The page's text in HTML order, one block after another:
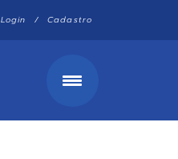
Login / Cadastro